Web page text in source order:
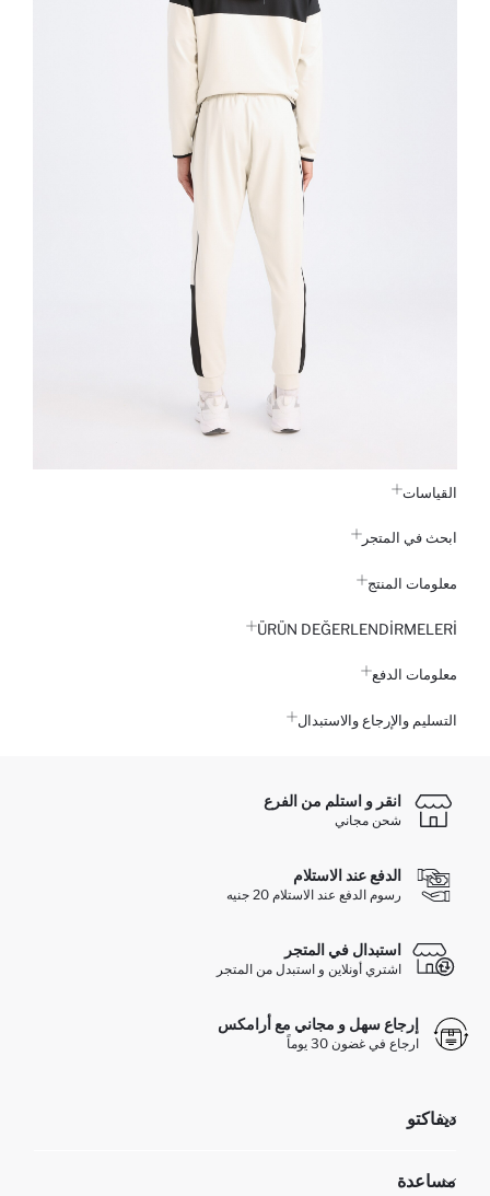
القياسات
ابحث في المتجر
معلومات المنتج
ÜRÜN DEĞERLENDİRMELERİ
معلومات الدفع
التسليم والإرجاع والاستبدال
انقر و استلم من الفرع
شحن مجاني
الدفع عند الاستلام
رسوم الدفع عند الاستلام 20 جنيه
استبدال في المتجر
اشتري أونلاين و استبدل من المتجر
إرجاع سهل و مجاني مع أرامكس
ارجاع في غضون 30 يوماً
ديفاكتو
تعرف علينا
مساعدة